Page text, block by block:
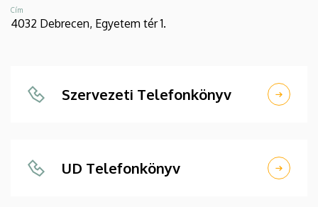
Cím
4032 Debrecen, Egyetem tér 1.
Szervezeti Telefonkönyv
UD Telefonkönyv